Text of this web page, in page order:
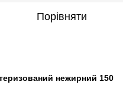
Порівняти
нежирний 150